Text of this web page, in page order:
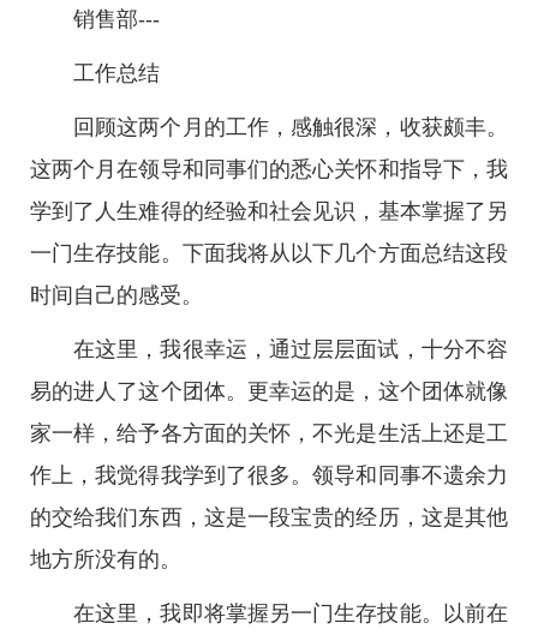
销售部---
工作总结
回顾这两个月的工作，感触很深，收获颇丰。
这两个月在领导和同事们的悉心关怀和指导下，我
学到了人生难得的经验和社会见识，基本掌握了另
一门生存技能。下面我将从以下几个方面总结这段
时间自己的感受。
在这里，我很幸运，通过层层面试，十分不容
易的进人了这个团体。更幸运的是，这个团体就像
家一样，给予各方面的关怀，不光是生活上还是工
作上，我觉得我学到了很多。领导和同事不遗余力
的交给我们东西，这是一段宝贵的经历，这是其他
地方所没有的。
在这里，我即将掌握另一门生存技能。以前在